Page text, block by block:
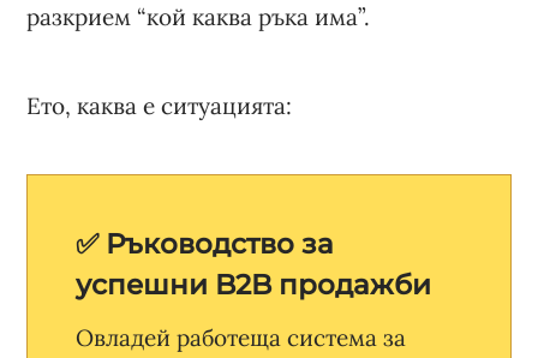
разкрием “кой каква ръка има”.
Ето, каква е ситуацията:
✅ Ръководство за
успешни B2B продажби
Овладей работеща система за